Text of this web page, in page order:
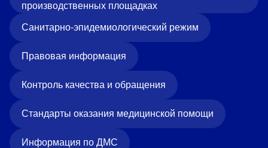
производственных площадках
Санитарно-эпидемиологический режим
Правовая информация
Контроль качества и обращения
Стандарты оказания медицинской помощи
Информация по ДМС